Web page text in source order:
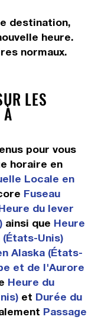
destination,
heure.
normaux.
LES
pour vous
horaire en
Locale en
Fuseau
du lever
ainsi que Heure
Unis)
Alaska (États-
et de l'Aurore
Heure du
et Durée du
Passage